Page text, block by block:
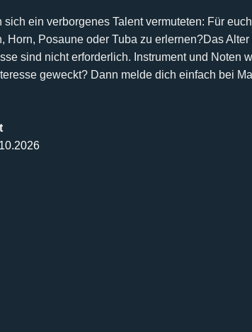
ein verborgenes Talent vermuteten: Für
Horn, Posaune oder Tuba zu erlernen?Das
sind nicht erforderlich. Instrument und Noten
geweckt? Dann melde dich einfach bei